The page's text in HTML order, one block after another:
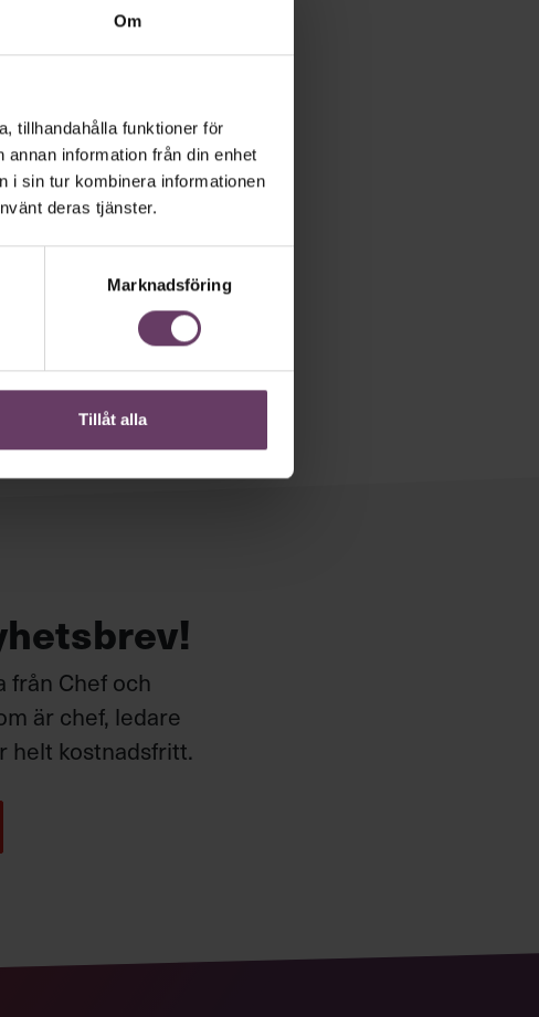
Om
tillhandahålla funktioner för
information från din enhet
i sin tur kombinera informationen
deras tjänster.
Marknadsföring
Tillåt alla
från Chef och
är chef, ledare
helt kostnadsfritt.